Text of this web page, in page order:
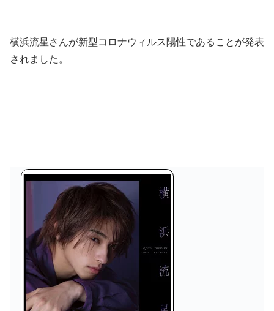
横浜流星さんが新型コロナウィルス陽性であることが発表
されました。